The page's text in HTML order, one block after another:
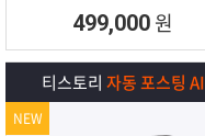
물품 판매 글을 함께
업로드 할 수 있습니다.
499,000 원
티스토리 자동 포스팅 AI
NEW